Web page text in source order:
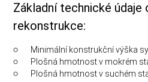
Základní technické údaje
rekonstrukce:
Minimální konstrukční výška
Plošná hmotnost v mokrém
Plošná hmotnost v suchém